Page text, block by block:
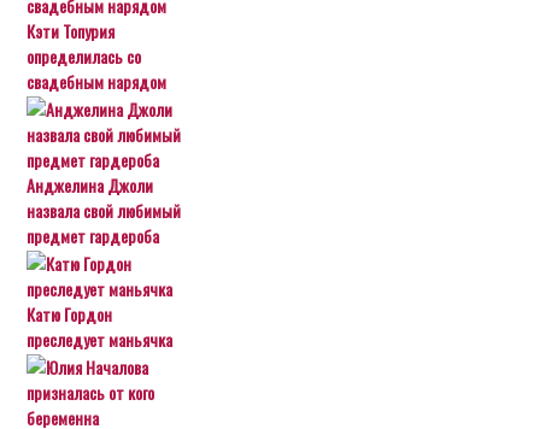
Кэти Топурия
определилась со
свадебным нарядом
Анджелина Джоли
назвала свой любимый
предмет гардероба
Катю Гордон
преследует маньячка